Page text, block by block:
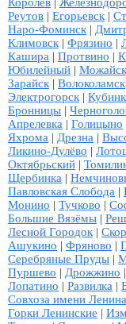
Королёв |
Реутов | Егорьевск|
Наро-Фоминск|
Климовск| Фрязино |
Кашира | Протвино |
Юбилейный | Можайск
Зарайск| Волоколамск
Электрогорск|
Бронницы |
Апрелевка | Голицыно
Яхрома | Дрезна |
Ликино-Дулёво |
Октябрьский |
Щербинка |
Павловская Слобода |
Монино | Тучково |
Большие Вязёмы |
Лесной Городок|
Ашукино | Фряново |
Серебряные Пруды |
Пуршево | Дрожжино |
Лопатино | Развилка |
Совхоза имени Ленина
Горки Ленинские |